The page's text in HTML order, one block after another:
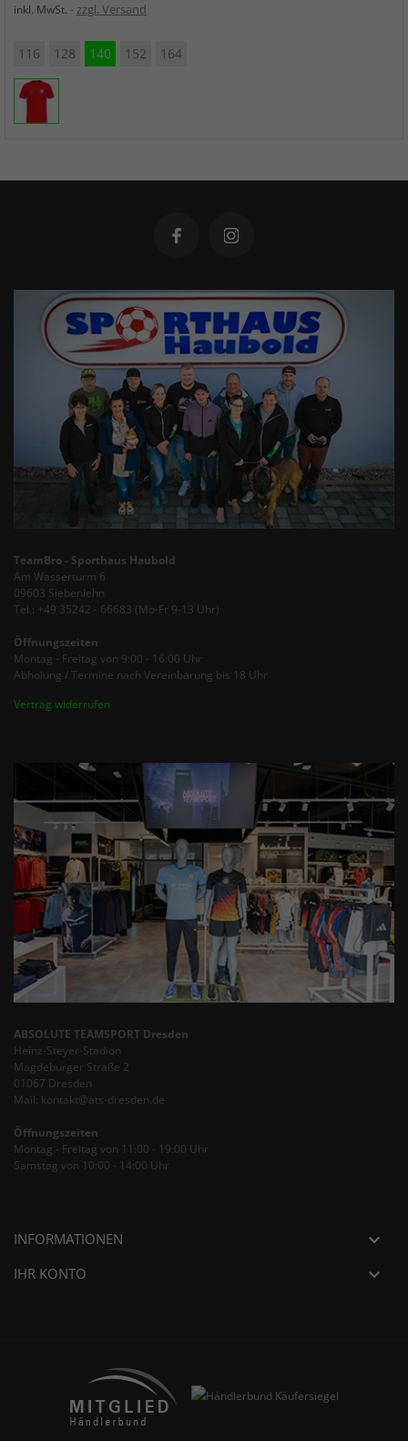
inkl. MwSt. zzgl. Versand
116 128 140 152 164
TeamBro - Sporthaus Haubold
Am Wasserturm 6
09603 Siebenlehn
Tel.: +49 35242 - 66683 (Mo-Fr 9-13 Uhr)
Öffnungszeiten
Montag - Freitag von 9:00 - 16:00 Uhr
Abholung / Termine nach Vereinbarung bis 18 Uhr
Vertrag widerrufen
ABSOLUTE TEAMSPORT Dresden
Heinz-Steyer-Stadion
Magdeburger Straße 2
01067 Dresden
Mail: kontakt@ats-dresden.de
Öffnungszeiten
Montag - Freitag von 11:00 - 19:00 Uhr
Samstag von 10:00 - 14:00 Uhr
INFORMATIONEN 
IHR KONTO 